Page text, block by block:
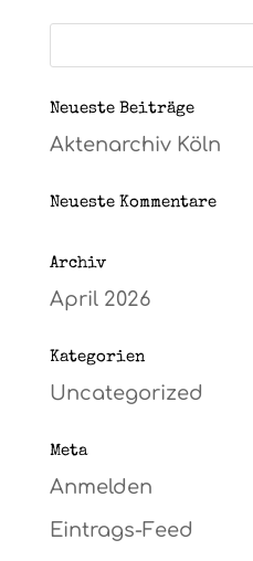
Neueste Beiträge
Aktenarchiv Köln
Neueste Kommentare
Archiv
April 2026
Kategorien
Uncategorized
Meta
Anmelden
Eintrags-Feed